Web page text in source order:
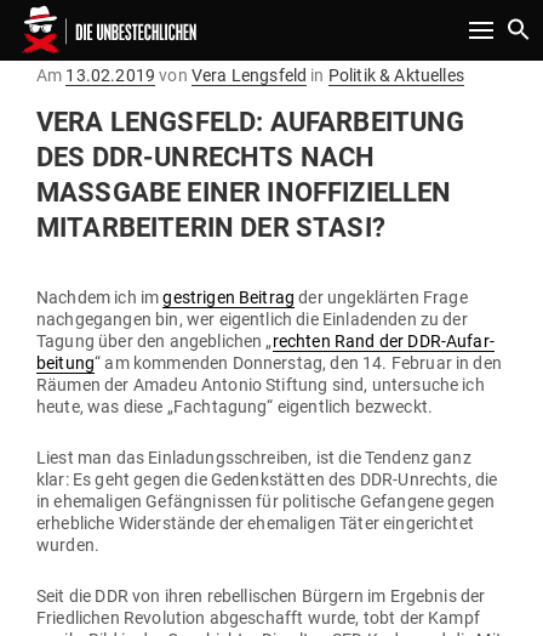
Toggle
Am Gepostet
13.02.2019 von Vera Lengsfeld in Politik & Aktuelles
VERA LENGSFELD: AUF­AR­BEITUNG
DES DDR-UNRECHTS NACH
MASSGABE EINER INOF­FI­ZI­ELLEN M
IT­AR­BEI­TERIN DER STASI?
Nachdem ich imgest­rigen Beitrag der unge­klärten Frage
nach­ge­gangen bin, wer eigentlich die Ein­la­denden zu der
Tagung über den angeb­lichen „rechten Rand der DDR-Auf­ar­
beitung“ am kom­menden Don­nerstag, den 14. Februar in den
Räumen der Amadeu Antonio Stiftung sind, unter­suche ich
heute, was diese „Fach­tagung“ eigentlich bezweckt.
Liest man das Ein­la­dungs­schreiben, ist die Tendenz ganz
klar: Es geht gegen die Gedenk­stätten des DDR-Unrechts, die
in ehe­ma­ligen Gefäng­nissen für poli­tische Gefangene gegen
erheb­liche Wider­stände der ehe­ma­ligen Täter ein­ge­richtet
wurden.
Seit die DDR von ihren rebel­li­schen Bürgern im Ergebnis der
Fried­lichen Revo­lution abge­schafft wurde, tobt der Kampf